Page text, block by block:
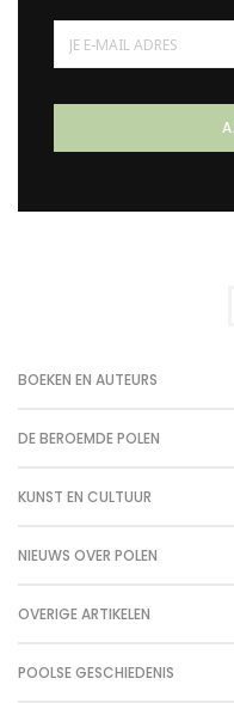
BOEKEN EN AUTEURS
DE BEROEMDE POLEN
KUNST EN CULTUUR
NIEUWS OVER POLEN
OVERIGE ARTIKELEN
POOLSE GESCHIEDENIS